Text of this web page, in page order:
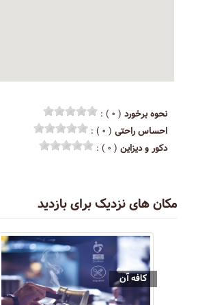
نحوه برخورد ( ۰ ) :
احساس راحتی ( ۰ ) :
دکور و دیزاین ( ۰ ) :
مکان های نزدیک برای بازدید
کافه آن